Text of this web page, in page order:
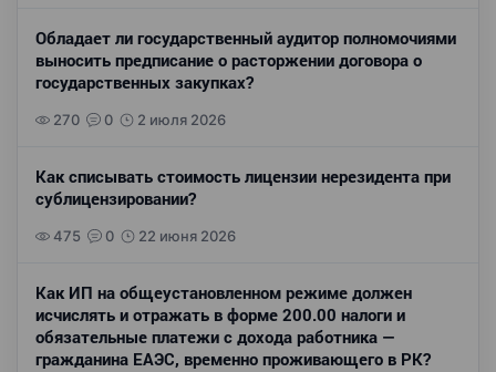
Обладает ли государственный аудитор полномочиями
выносить предписание о расторжении договора о
государственных закупках?
270 0 2 июля 2026
Как списывать стоимость лицензии нерезидента при
сублицензировании?
475 0 22 июня 2026
Как ИП на общеустановленном режиме должен
исчислять и отражать в форме 200.00 налоги и
обязательные платежи с дохода работника —
гражданина ЕАЭС, временно проживающего в РК?